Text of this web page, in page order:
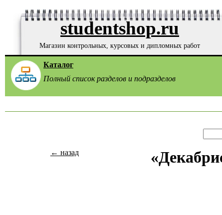
studentshop.ru
Магазин контрольных, курсовых и дипломных работ
Каталог
Полный список разделов и подразделов
← назад